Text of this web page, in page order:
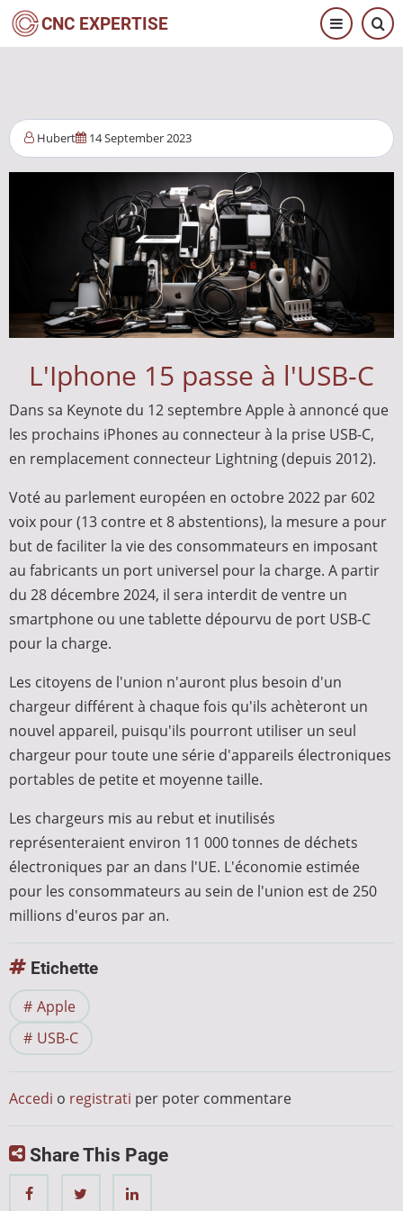
Salta
CNC EXPERTISE
Hubert 14 September 2023
L'Iphone 15 passe à l'USB-C
Dans sa Keynote du 12 septembre Apple à annoncé que
les prochains iPhones au connecteur à la prise USB-C,
en remplacement connecteur Lightning (depuis 2012).
Voté au parlement européen en octobre 2022 par 602
voix pour (13 contre et 8 abstentions), la mesure a pour
but de faciliter la vie des consommateurs en imposant
au fabricants un port universel pour la charge. A partir
du 28 décembre 2024, il sera interdit de ventre un
smartphone ou une tablette dépourvu de port USB-C
pour la charge.
Les citoyens de l'union n'auront plus besoin d'un
chargeur différent à chaque fois qu'ils achèteront un
nouvel appareil, puisqu'ils pourront utiliser un seul
chargeur pour toute une série d'appareils électroniques
portables de petite et moyenne taille.
Les chargeurs mis au rebut et inutilisés
représenteraient environ 11 000 tonnes de déchets
électroniques par an dans l'UE. L'économie estimée
pour les consommateurs au sein de l'union est de 250
millions d'euros par an.
Etichette
Apple
USB-C
Accedi o registrati per poter commentare
Share This Page